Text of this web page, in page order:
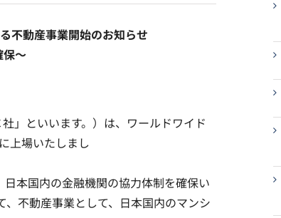
不動産事業開始のお知らせ
保～
」といいます。）は、ワールドワイド
上場いたしまし
本国内の金融機関の協力体制を確保い
不動産事業として、日本国内のマンシ